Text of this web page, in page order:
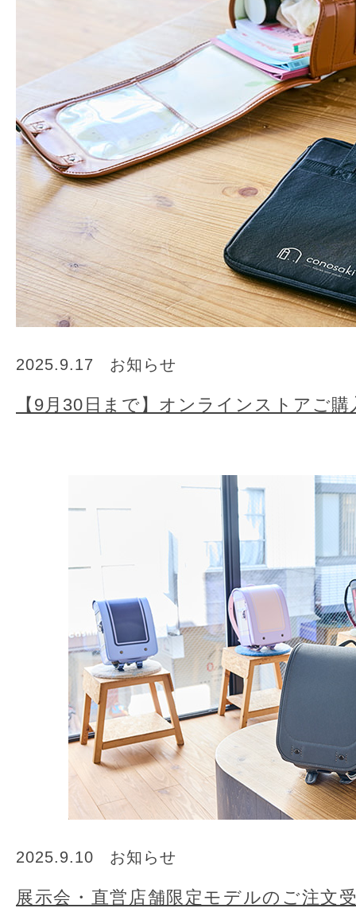
2025.9.17 お知らせ
【9月30日まで】オンラインストアご
2025.9.10 お知らせ
展示会・直営店舗限定モデルのご注文